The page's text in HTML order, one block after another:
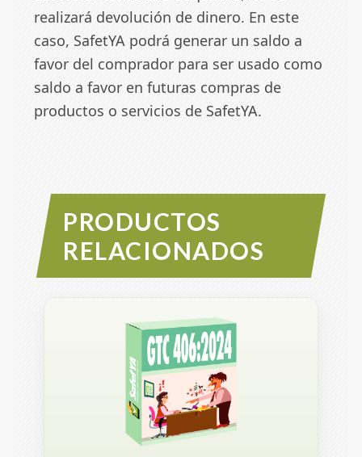
realizará devolución de dinero. En este
caso, SafetYA podrá generar un saldo a
favor del comprador para ser usado como
saldo a favor en futuras compras de
productos o servicios de SafetYA.
PRODUCTOS
RELACIONADOS